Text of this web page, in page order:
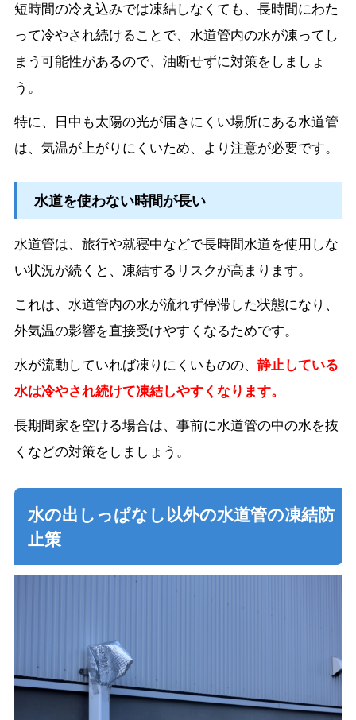
短時間の冷え込みでは凍結しなくても、長時間にわた
って冷やされ続けることで、水道管内の水が凍ってし
まう可能性があるので、油断せずに対策をしましょ
う。
特に、日中も太陽の光が届きにくい場所にある水道管
は、気温が上がりにくいため、より注意が必要です。
水道を使わない時間が長い
水道管は、旅行や就寝中などで長時間水道を使用しな
い状況が続くと、凍結するリスクが高まります。
これは、水道管内の水が流れず停滞した状態になり、
外気温の影響を直接受けやすくなるためです。
水が流動していれば凍りにくいものの、 静止している
水は冷やされ続けて凍結しやすくなります。
長期間家を空ける場合は、事前に水道管の中の水を抜
くなどの対策をしましょう。
水の出しっぱなし以外の水道管の凍結防
止策